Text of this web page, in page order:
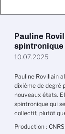
Pauline
spintronique
10.07.2025
Pauline Rovillain
dixième de degré
nouveaux états.
spintronique qui
collectif, plutôt
Production : CNRS